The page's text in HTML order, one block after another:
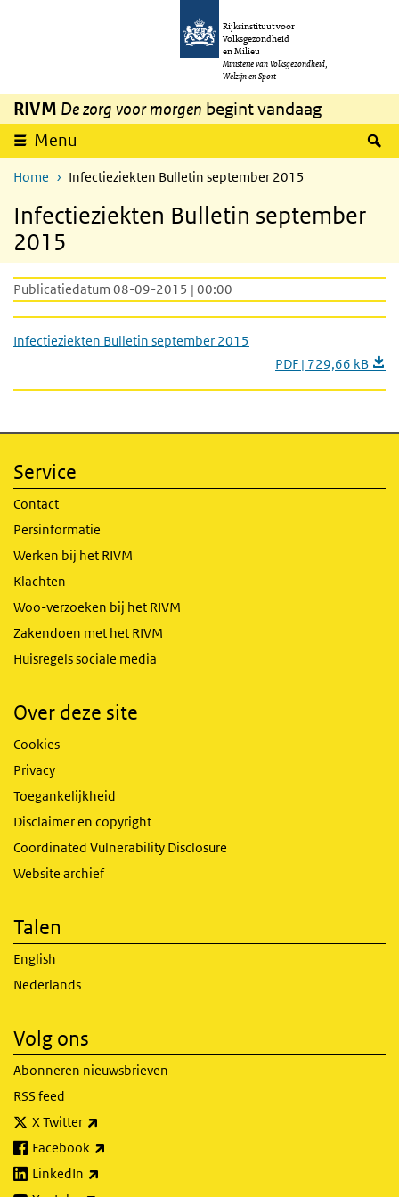
Overslaan en naar de inhoud gaan
Rijksinstituut voor
Volksgezondheid
en Milieu
Ministerie van Volksgezondheid,
Welzijn en Sport
RIVM De zorg voor morgen begint vandaag
Menu
Home Infectieziekten Bulletin september 2015
Infectieziekten Bulletin september
2015
Publicatiedatum 08-09-2015 | 00:00
Infectieziekten Bulletin september 2015
PDF | 729,66 kB
Service
Contact
Persinformatie
Werken bij het RIVM
Klachten
Woo-verzoeken bij het RIVM
Zakendoen met het RIVM
Huisregels sociale media
Over deze site
Cookies
Privacy
Toegankelijkheid
Disclaimer en copyright
Coordinated Vulnerability Disclosure
Website archief
Talen
English
Nederlands
Volg ons
Abonneren nieuwsbrieven
RSS feed
X Twitter
Facebook
LinkedIn